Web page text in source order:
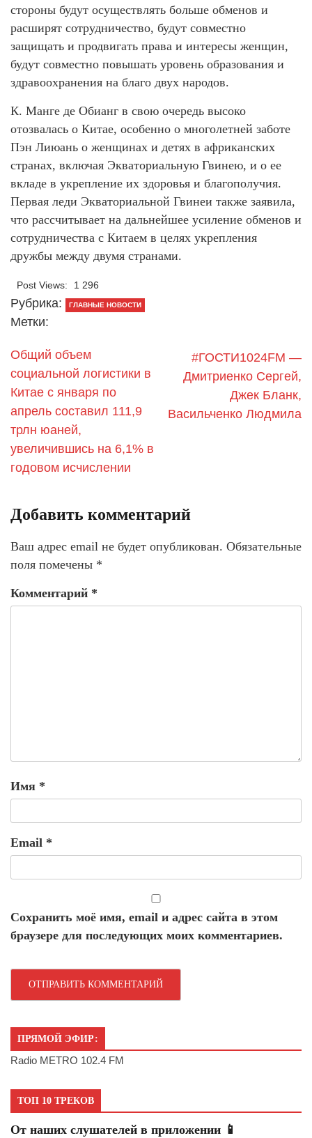
стороны будут осуществлять больше обменов и
расширят сотрудничество, будут совместно
защищать и продвигать права и интересы женщин,
будут совместно повышать уровень образования и
здравоохранения на благо двух народов.
К. Манге де Обианг в свою очередь высоко
отозвалась о Китае, особенно о многолетней заботе
Пэн Лиюань о женщинах и детях в африканских
странах, включая Экваториальную Гвинею, и о ее
вкладе в укрепление их здоровья и благополучия.
Первая леди Экваториальной Гвинеи также заявила,
что рассчитывает на дальнейшее усиление обменов и
сотрудничества с Китаем в целях укрепления
дружбы между двумя странами.
Post Views: 1 296
Рубрика: ГЛАВНЫЕ НОВОСТИ
Метки:
Общий объем
социальной логистики в
Китае с января по
апрель составил 111,9
трлн юаней,
увеличившись на 6,1% в
годовом исчислении
#ГОСТИ1024FM —
Дмитриенко Сергей,
Джек Бланк,
Васильченко Людмила
Добавить комментарий
Ваш адрес email не будет опубликован. Обязательные
поля помечены *
Комментарий *
Имя *
Email *
Сохранить моё имя, email и адрес сайта в этом
браузере для последующих моих комментариев.
ПРЯМОЙ ЭФИР:
Radio METRO 102.4 FM
ТОП 10 ТРЕКОВ
От наших слушателей в приложении 📱